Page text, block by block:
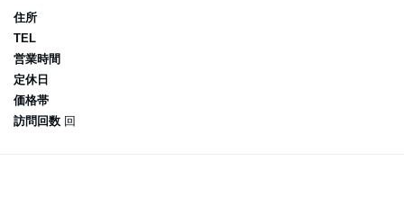
住所
TEL
営業時間
定休日
価格帯
訪問回数 回